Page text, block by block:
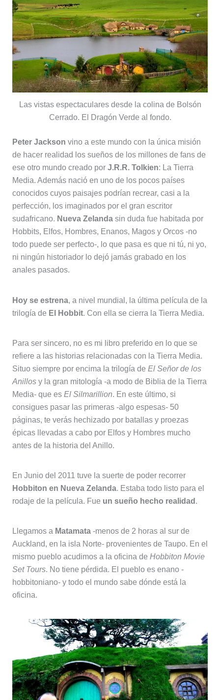
Las vistas espectaculares desde la colina de Bolsón
Cerrado. El Dragón Verde al fondo.
Peter Jackson vino a este mundo con la única misión
de hacer realidad los sueños de los millones de fans de
ese otro mundo creado por J.R.R. Tolkien: La Tierra
Media. Además nació en uno de los pocos países
conocidos cuyos paisajes podrían recrear, casi a la
perfección, los imaginados por el gran escritor
sudafricano. Nueva Zelandasin duda fue habitada por
Hobbits, Elfos, Hombres, Enanos, Magos y Orcos -no
todo puede ser perfecto-, lo que pasa es que ni tú, ni yo,
ni ningún historiador lo dejó jamás grabado en los
anales pasados.
Hoy se estrena, a nivel mundial, la última película de la
trilogía de El Hobbit. Con ella se cierra la Tierra Media.
Para ser sincero, no es mi libro preferido en lo que se
refiere a las historias relacionadas con la Tierra Media.
Situo siempre por encima la trilogía de El Señor de los
Anillosy la gran mitología -a modo de Biblia de la Tierra
Media- que es El Silmarillion. En este último, si
consigues pasar las primeras -algo espesas- 50
páginas, te verás hechizado por batallas y proezas
épicas llevadas a cabo por Elfos y Hombres mucho
antes de la historia del Anillo.
En Junio del 2011 tuve la suerte de poder recorrer
Hobbiton en Nueva Zelanda. Estaba todo listo para el
rodaje de la película. Fue un sueño hecho realidad .
Llegamos a Matamata-menos de 2 horas al sur de
Auckland, en la isla Norte- provenientes de Taupo. En el
mismo pueblo acudimos a la oficina de Hobbiton Movie
Set Tours. No tiene pérdida. El pueblo es enano -
hobbitoniano- y todo el mundo sabe dónde está la
oficina.